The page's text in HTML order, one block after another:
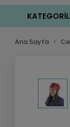
Ana Sayfa